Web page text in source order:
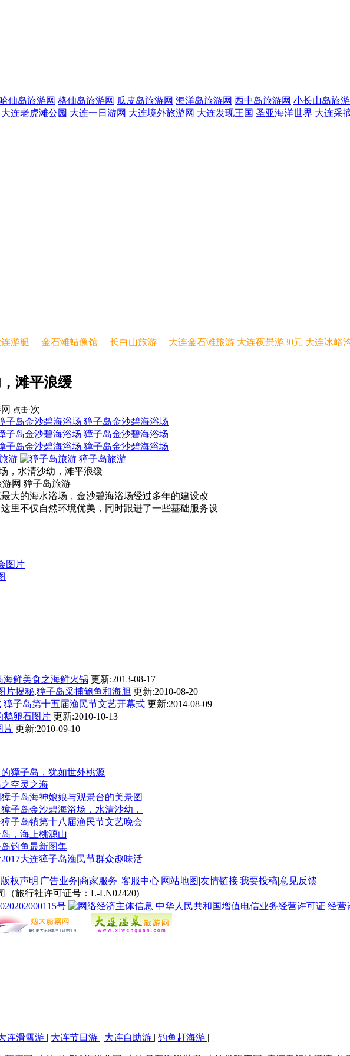
哈仙岛旅游网 格仙岛旅游网 瓜皮岛旅游网 海洋岛旅游网 西中岛旅游网 小长山岛旅
大连老虎滩公园 大连一日游网 大连境外旅游网 大连发现王国 圣亚海洋世界 大连采
游艇 金石滩蜡像馆 长白山旅游 大连金石滩旅游 大连夜景游30元 大连冰峪
滩平浪缓
点击:次
獐子岛金沙碧海浴场
獐子岛金沙碧海浴场
獐子岛金沙碧海浴场
游
獐子岛旅游
，水清沙幼，滩平浪缓
游网 獐子岛旅游
大的海水浴场，金沙碧海浴场经过多年的建设改
里不仅自然环境优美，同时跟进了一些基础服务设
图片
海鲜美食之海鲜火锅 更新:2013-08-17
片揭秘,獐子岛采捕鲍鱼和海胆 更新:2010-08-20
獐子岛第十五届渔民节文艺开幕式 更新:2014-08-09
鹅卵石图片 更新:2010-10-13
片 更新:2010-09-10
的獐子岛，犹如世外桃源
空灵之海
獐子岛海神娘娘与观景台的美景图
獐子岛金沙碧海浴场，水清沙幼，
獐子岛镇第十八届渔民节文艺晚会
，海上桃源山
岛钓鱼最新图集
2017大连獐子岛渔民节群众趣味活
版权声明|广告业务|商家服务| 客服中心|网站地图|友情链接|我要投稿|意见反馈
旅行社许可证号：L-LN02420)
号
中华人民共和国增值电信业务经营许可证 经营
连滑雪游 | 大连节日游 | 大连自助游 | 钓鱼赶海游 |